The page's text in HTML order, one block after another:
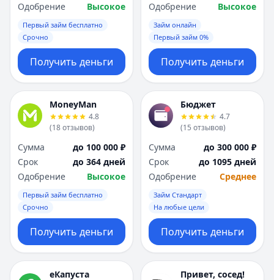
Одобрение
Высокое
Первый займ бесплатно
Срочно
Получить деньги
Одобрение
Высокое
Займ онлайн
Первый займ 0%
Получить деньги
MoneyMan
4.8
(18отзывов)
Сумма
до 100 000 ₽
Срок
до 364 дней
Одобрение
Высокое
Первый займ бесплатно
Срочно
Получить деньги
Бюджет
4.7
(15 отзывов)
Сумма
до 300 000 ₽
Срок
до 1095 дней
Одобрение
Среднее
Займ Стандарт
На любые цели
Получить деньги
еКапуста Привет, сосед!